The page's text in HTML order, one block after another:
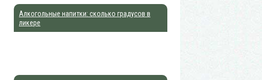
Алкогольные напитки: сколько градусов в
ликере